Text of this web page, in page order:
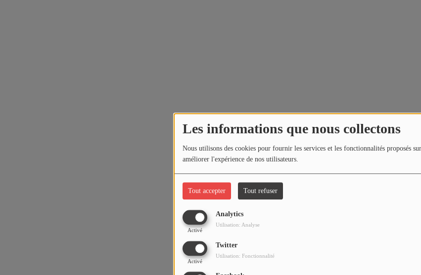
Les informations que nous collectons
Nous utilisons des cookies pour fournir les services et les fonctionnalités proposés
améliorer l'expérience de nos utilisateurs.
Tout accepter Tout refuser
Analytics
Activé
Utilisation: Analyse
Twitter
Activé
Utilisation: Fonctionnalité